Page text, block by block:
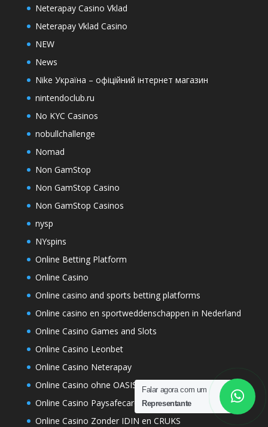
Falar agora com um
Representante
Neterapay Casino Vklad
Neterapay Vklad Casino
NEW
News
Nike Україна – офіційний інтернет магазин
nintendoclub.ru
No KYC Casinos
nobullchallenge
Nomad
Non GamStop
Non GamStop Casino
Non GamStop Casinos
nysp
NYspins
Online Betting Platform
Online Casino
Online casino and sports betting platforms
Online casino en sportweddenschappen in Nederland
Online Casino Games and Slots
Online Casino Leonbet
Online Casino Neterapay
Online Casino ohne OASIS
Online Casino Paysafecard 10€
Online Casino Zonder IDIN en CRUKS